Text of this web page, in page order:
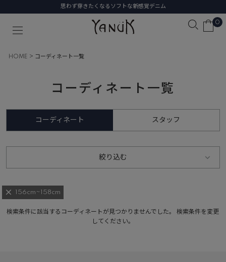
思わず穿きたくなるソフトな新感覚デニム
0
HOME コーディネート一覧
コーディネート一覧
コーディネート スタッフ
絞り込む
156cm~158cm
検索条件に該当するコーディネートが見つかりませんでした。 検索条件を変更
してください。